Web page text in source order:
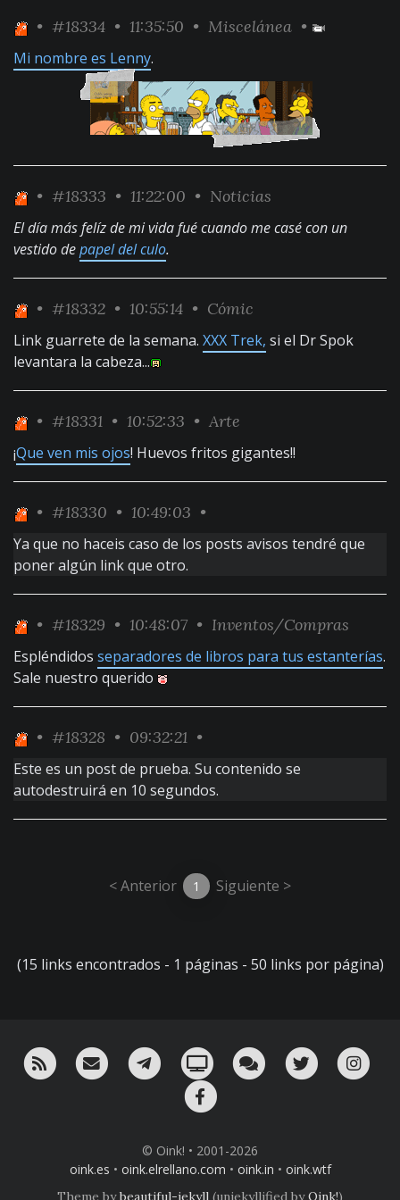
• #18334 • 11:35:50 • Miscelánea •
Mi nombre es Lenny.
• #18333 • 11:22:00 • Noticias
El día más felíz de mi vida fué cuando me casé con un
vestido depapel del culo.
• #18332 • 10:55:14 • Cómic
Link guarrete de la semana. XXX Trek, si el Dr Spok
levantara la cabeza...
• #18331 • 10:52:33 • Arte
¡Que ven mis ojos! Huevos fritos gigantes!!
• #18330 • 10:49:03 •
Ya que no haceis caso de los posts avisos tendré que
poner algún link que otro.
• #18329 • 10:48:07 • Inventos/Compras
Espléndidos separadores de libros para tus estanterías.
Sale nuestro querido
• #18328 • 09:32:21 •
Este es un post de prueba. Su contenido se
autodestruirá en 10 segundos.
< Anterior 1 Siguiente >
(15 links encontrados - 1 páginas - 50 links por página)
RSS ¡Mándame un email!¡Nuestro canal en Telegram!
Oink! TV Charla con nosotros
Twitter
© Oink! • 2001-2026
oink.es • oink.elrellano.com • oink.in • oink.wtf
Theme bybeautiful-jekyll (unjekyllified byOink!)